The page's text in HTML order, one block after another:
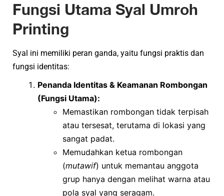
Fungsi Utama Syal Umroh
Printing
Syal ini memiliki peran ganda, yaitu fungsi praktis dan
fungsi identitas:
Penanda Identitas & Keamanan Rombongan
(Fungsi Utama):
Memastikan rombongan tidak terpisah
atau tersesat, terutama di lokasi yang
sangat padat.
Memudahkan ketua rombongan
(mutawif) untuk memantau anggota
grup hanya dengan melihat warna atau
pola syal yang seragam.